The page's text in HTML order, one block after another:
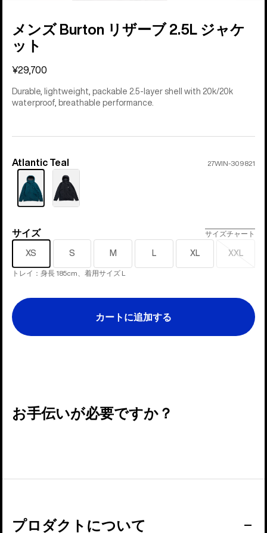
メンズ Burton リザーブ 2.5L ジャケ
ット
¥29,700
Durable, lightweight, packable 2.5-layer shell with 20k/20k
waterproof, breathable performance.
カ
ー
Atlantic Teal 27WIN-309821
サ
サイズ サイズチャート
XS S M L XL XXL
売
トレイ：身長 185cm、着用サイズ L
カートに追加する
お手伝いが必要ですか？
プロダクトについて